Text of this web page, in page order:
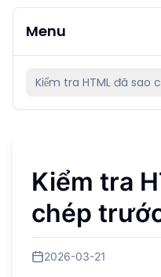
Menu
Kiểm tra HTML đã sao
Kiểm tra
chép
2026-03-21